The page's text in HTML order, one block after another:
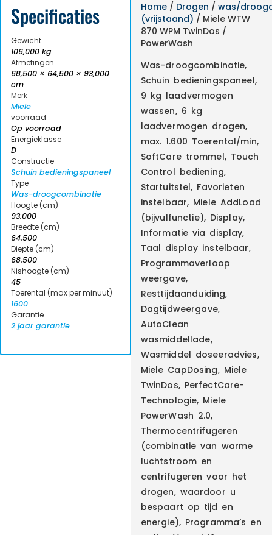
Specificaties
Gewicht
106,000 kg
Afmetingen
68,500 × 64,500 × 93,000
cm
Merk
Miele
voorraad
Op voorraad
Energieklasse
D
Constructie
Schuin bedieningspaneel
Type
Was-droogcombinatie
Hoogte (cm)
93.000
Breedte (cm)
64.500
Diepte (cm)
68.500
Nishoogte (cm)
45
Toerental (max per minuut)
1600
Garantie
2 jaar garantie
Home/ Drogen / was/
(vrijstaand) / Miele WTW
870 WPM TwinDos /
PowerWash
Was-droogcombinatie,
Schuin bedieningspaneel,
9 kg laadvermogen
wassen, 6 kg
laadvermogen drogen,
max. 1.600 Toerental/min,
SoftCare trommel, Touch
Control bediening,
Startuitstel, Favorieten
instelbaar, Miele AddLoad
(bijvulfunctie), Display,
Informatie via display,
Taal display instelbaar,
Programmaverloop
weergave,
Resttijdaanduiding,
Dagtijdweergave,
AutoClean
wasmiddellade,
Wasmiddel doseeradvies,
Miele CapDosing, Miele
TwinDos, PerfectCare-
Technologie, Miele
PowerWash 2.0,
Thermocentrifugeren
(combinatie van warme
luchtstroom en
centrifugeren voor het
drogen, waardoor u
bespaart op tijd en
energie), Programma’s en